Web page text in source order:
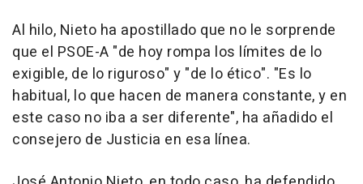
Al hilo, Nieto ha apostillado que no le sorprende
que el PSOE-A "de hoy rompa los límites de lo
exigible, de lo riguroso" y "de lo ético". "Es lo
habitual, lo que hacen de manera constante, y en
este caso no iba a ser diferente", ha añadido el
consejero de Justicia en esa línea.